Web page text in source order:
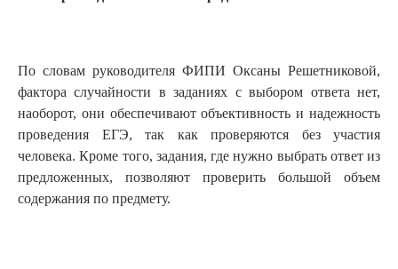
По словам руководителя ФИПИ Оксаны Решетниковой,
фактора случайности в заданиях с выбором ответа нет,
наоборот, они обеспечивают объективность и надежность
проведения ЕГЭ, так как проверяются без участия
человека. Кроме того, задания, где нужно выбрать ответ из
предложенных, позволяют проверить большой объем
содержания по предмету.